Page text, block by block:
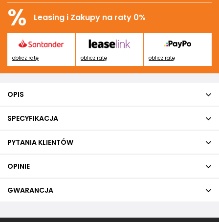
% Leasing i Zakupy na raty 0%
oblicz ratę oblicz ratę oblicz ratę
OPIS
SPECYFIKACJA
PYTANIA KLIENTÓW
OPINIE
GWARANCJA